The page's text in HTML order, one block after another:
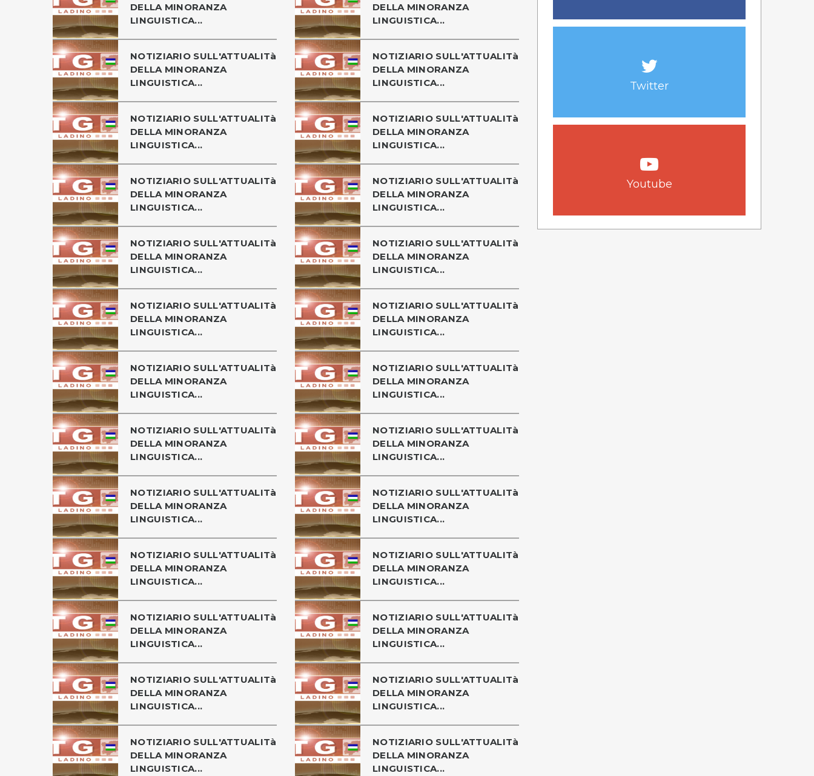
DELLA MINORANZA
LINGUISTICA...
DELLA MINORANZA
LINGUISTICA...
NOTIZIARIO SULL'ATTUALITà
DELLA MINORANZA
LINGUISTICA...
NOTIZIARIO SULL'ATTUALITà
DELLA MINORANZA
LINGUISTICA...
NOTIZIARIO SULL'ATTUALITà
DELLA MINORANZA
LINGUISTICA...
NOTIZIARIO SULL'ATTUALITà
DELLA MINORANZA
LINGUISTICA...
NOTIZIARIO SULL'ATTUALITà
DELLA MINORANZA
LINGUISTICA...
NOTIZIARIO SULL'ATTUALITà
DELLA MINORANZA
LINGUISTICA...
NOTIZIARIO SULL'ATTUALITà
DELLA MINORANZA
LINGUISTICA...
NOTIZIARIO SULL'ATTUALITà
DELLA MINORANZA
LINGUISTICA...
NOTIZIARIO SULL'ATTUALITà
DELLA MINORANZA
LINGUISTICA...
NOTIZIARIO SULL'ATTUALITà
DELLA MINORANZA
LINGUISTICA...
NOTIZIARIO SULL'ATTUALITà
DELLA MINORANZA
LINGUISTICA...
NOTIZIARIO SULL'ATTUALITà
DELLA MINORANZA
LINGUISTICA...
NOTIZIARIO SULL'ATTUALITà
DELLA MINORANZA
LINGUISTICA...
NOTIZIARIO SULL'ATTUALITà
DELLA MINORANZA
LINGUISTICA...
NOTIZIARIO SULL'ATTUALITà
DELLA MINORANZA
LINGUISTICA...
NOTIZIARIO SULL'ATTUALITà
DELLA MINORANZA
LINGUISTICA...
NOTIZIARIO SULL'ATTUALITà
DELLA MINORANZA
LINGUISTICA...
NOTIZIARIO SULL'ATTUALITà
DELLA MINORANZA
LINGUISTICA...
NOTIZIARIO SULL'ATTUALITà
DELLA MINORANZA
LINGUISTICA...
NOTIZIARIO SULL'ATTUALITà
DELLA MINORANZA
LINGUISTICA...
NOTIZIARIO SULL'ATTUALITà
DELLA MINORANZA
LINGUISTICA...
NOTIZIARIO SULL'ATTUALITà
DELLA MINORANZA
LINGUISTICA...
NOTIZIARIO SULL'ATTUALITà
DELLA MINORANZA
LINGUISTICA...
NOTIZIARIO SULL'ATTUALITà
DELLA MINORANZA
LINGUISTICA...
Twitter
Youtube